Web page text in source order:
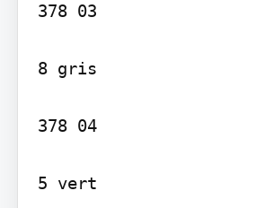
378 03
8 gris
378 04
5 vert